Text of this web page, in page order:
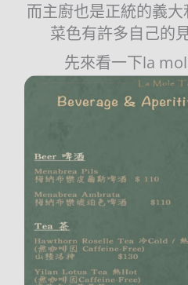
而主廚也是正統的義
菜色有許多自己的
先來看一下la